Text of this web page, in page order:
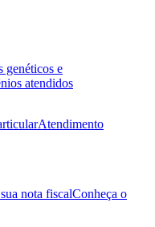
genéticos e
atendidos
Atendimento
nota fiscalConheça o